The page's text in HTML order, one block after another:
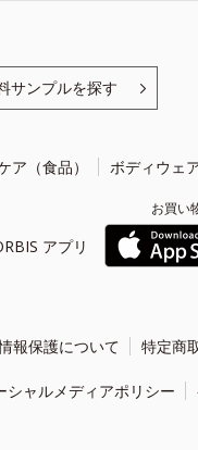
サンプルを探す
ア（食品） ボディウェ
アプリ
お買い
報保護について 特定商
シャルメディアポリシー